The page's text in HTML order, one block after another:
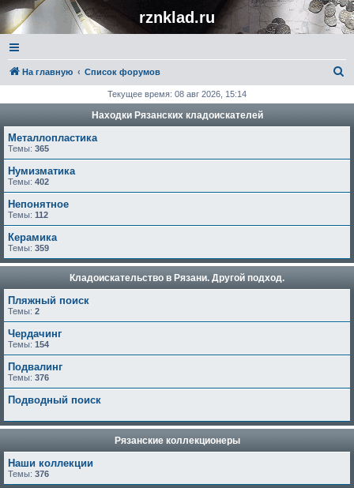
rznklad.ru
На главную Список форумов
с
Текущее время: 08 авг 2026, 15:14
Находки Рязанских кладоискателей
Металлопластика
Темы: 365
Нумизматика
Темы: 402
Непонятное
Темы: 112
Керамика
Темы: 359
Кладоискательство в Рязани. Другой подход.
Пляжный поиск
Темы: 2
Чердачинг
Темы: 154
Подвалинг
Темы: 376
Подводный поиск
Рязанские коллекционеры
Наши коллекции
Темы: 376